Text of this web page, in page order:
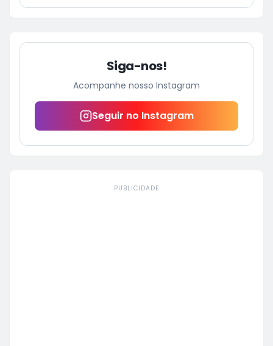
Siga-nos!
Acompanhe nosso Instagram
Seguir no Instagram
PUBLICIDADE